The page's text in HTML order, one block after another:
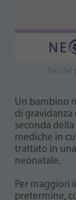
Fasi
Un bambino
di gravidanza
seconda
mediche in
trattato in
neonatale.
Per maggiori
pretermine,